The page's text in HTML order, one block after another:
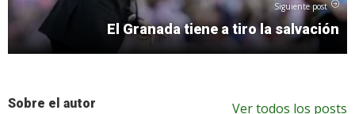
Siguiente post
El Granada tiene a tiro la salvación
Sobre el autor Ver todos los posts